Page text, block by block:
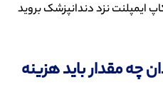
ایمپلنت نزد دندانپزشک بروید
چه مقدار باید هزینه